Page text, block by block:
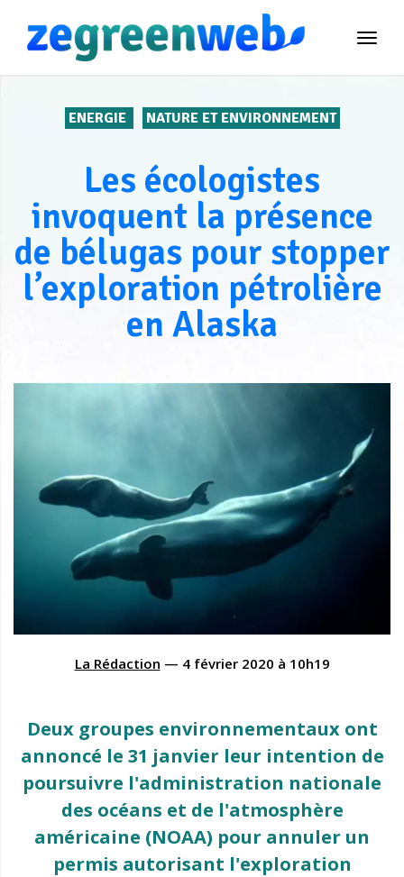
ENERGIE NATURE ET ENVIRONNEMENT
Les écologistes
invoquent la présence
de bélugas pour stopper
l’exploration pétrolière
en Alaska
La Rédaction — 4 février 2020 à 10h19
Deux groupes environnementaux ont
annoncé le 31 janvier leur intention de
poursuivre l'administration nationale
des océans et de l'atmosphère
américaine (NOAA) pour annuler un
permis autorisant l'exploration